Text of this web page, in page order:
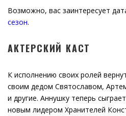
Возможно, вас заинтересует
сезон.
АКТЕРСКИЙ КАСТ
К исполнению своих ролей
своим дедом Святославом,
и другие. Аннушку теперь
новым лидером Хранителей